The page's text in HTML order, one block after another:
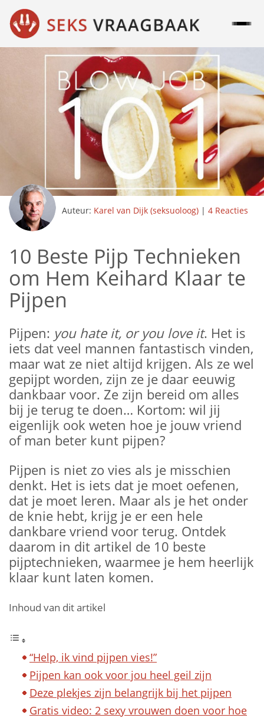
Auteur: Karel van Dijk (seksuoloog) | 4 Reacties
10 Beste Pijp Technieken
om Hem Keihard Klaar te
Pijpen
Pijpen: you hate it, or you love it. Het is
iets dat veel mannen fantastisch vinden,
maar wat ze niet altijd krijgen. Als ze wel
gepijpt worden, zijn ze je daar eeuwig
dankbaar voor. Ze zijn bereid om alles
bij je terug te doen… Kortom: wil jij
eigenlijk ook weten hoe je jouw vriend
of man beter kunt pijpen?
Pijpen is niet zo vies als je misschien
denkt. Het is iets dat je moet oefenen,
dat je moet leren. Maar als je het onder
de knie hebt, krijg je er een hele
dankbare vriend voor terug. Ontdek
daarom in dit artikel de 10 beste
pijptechnieken, waarmee je hem heerlijk
klaar kunt laten komen.
Inhoud van dit artikel
“Help, ik vind pijpen vies!”
Pijpen kan ook voor jou heel geil zijn
Deze plekjes zijn belangrijk bij het pijpen
Gratis video: 2 sexy vrouwen doen voor hoe